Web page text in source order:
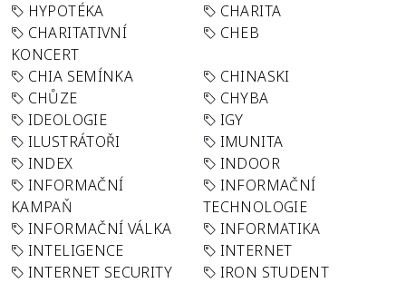
HYPOTÉKA
CHARITA
CHARITATIVNÍ
KONCERT
CHEB
CHIA SEMÍNKA
CHINASKI
CHŮZE
CHYBA
IDEOLOGIE
IGY
ILUSTRÁTOŘI
IMUNITA
INDEX
INDOOR
INFORMAČNÍ
KAMPAŇ
INFORMAČNÍ
TECHNOLOGIE
INFORMAČNÍ VÁLKA
INFORMATIKA
INTELIGENCE
INTERNET
INTERNET SECURITY
IRON STUDENT